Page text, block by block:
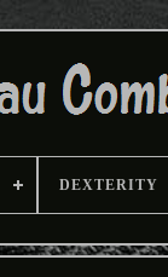
DEXTERITY